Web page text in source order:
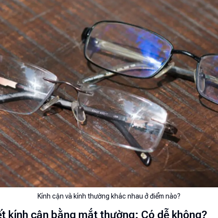
Kính cận và kính thường khác nhau ở điểm nào?
kính cận bằng mắt thường: Có dễ không?